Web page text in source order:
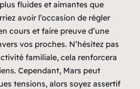
fluides et aimantes que
avoir l’occasion de régler
cours et faire preuve d’une
vos proches. N’hésitez pas
familiale, cela renforcera
Cependant, Mars peut
tensions, alors soyez assertif